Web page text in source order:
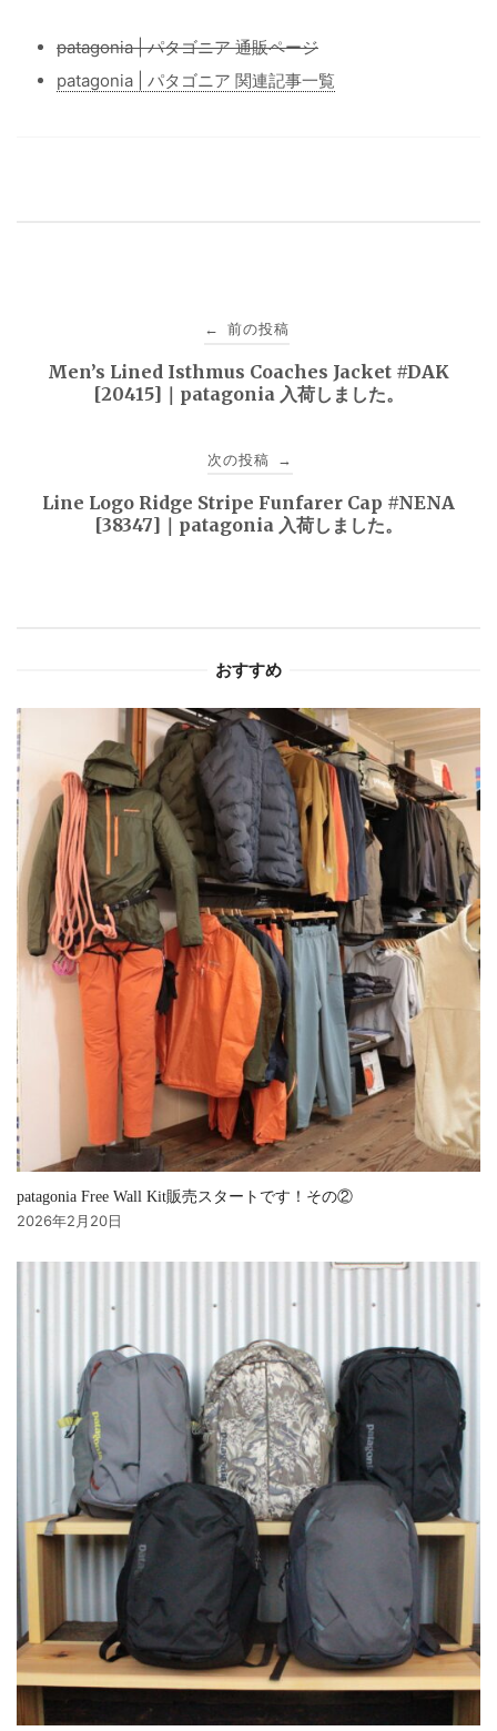
patagonia | パタゴニア 通販ページ
patagonia | パタゴニア 関連記事一覧
← 前の投稿
Men’s Lined Isthmus Coaches Jacket #DAK
[20415]｜patagonia 入荷しました。
次の投稿 →
Line Logo Ridge Stripe Funfarer Cap #NENA
[38347]｜patagonia 入荷しました。
おすすめ
patagonia Free Wall Kit販売スタートです！その②
2026年2月20日